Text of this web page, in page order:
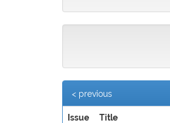
< previous
Issue
Title